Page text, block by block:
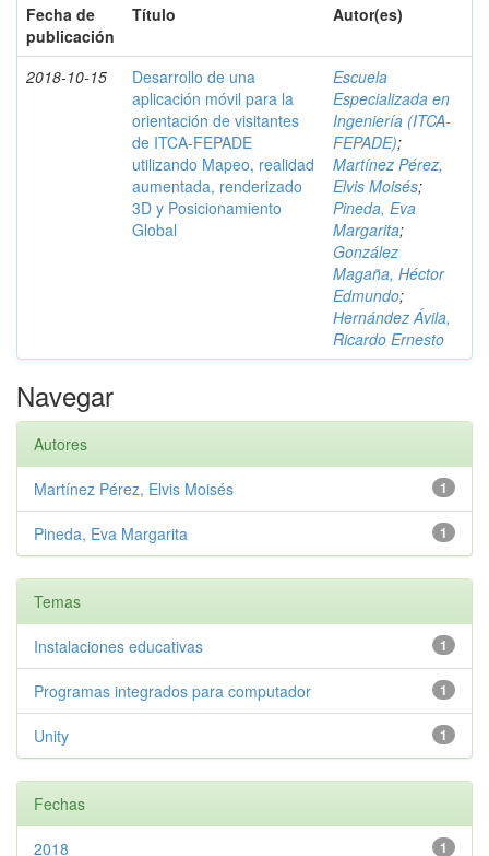
Fecha de
publicación
Título Autor(es)
2018-10-15
Desarrollo de una
aplicación móvil para la
orientación de visitantes
de ITCA-FEPADE
utilizando Mapeo, realidad
aumentada, renderizado
3D y Posicionamiento
Global
Escuela
Especializada en
Ingeniería (ITCA-
FEPADE);
Martínez Pérez,
Elvis Moisés;
Pineda, Eva
Margarita;
González
Magaña, Héctor
Edmundo;
Hernández Ávila,
Ricardo Ernesto
Navegar
Autores
1
Martínez Pérez, Elvis Moisés
1
Pineda, Eva Margarita
Temas
1
Instalaciones educativas
1
Programas integrados para computador
1
Unity
Fechas
1
2018